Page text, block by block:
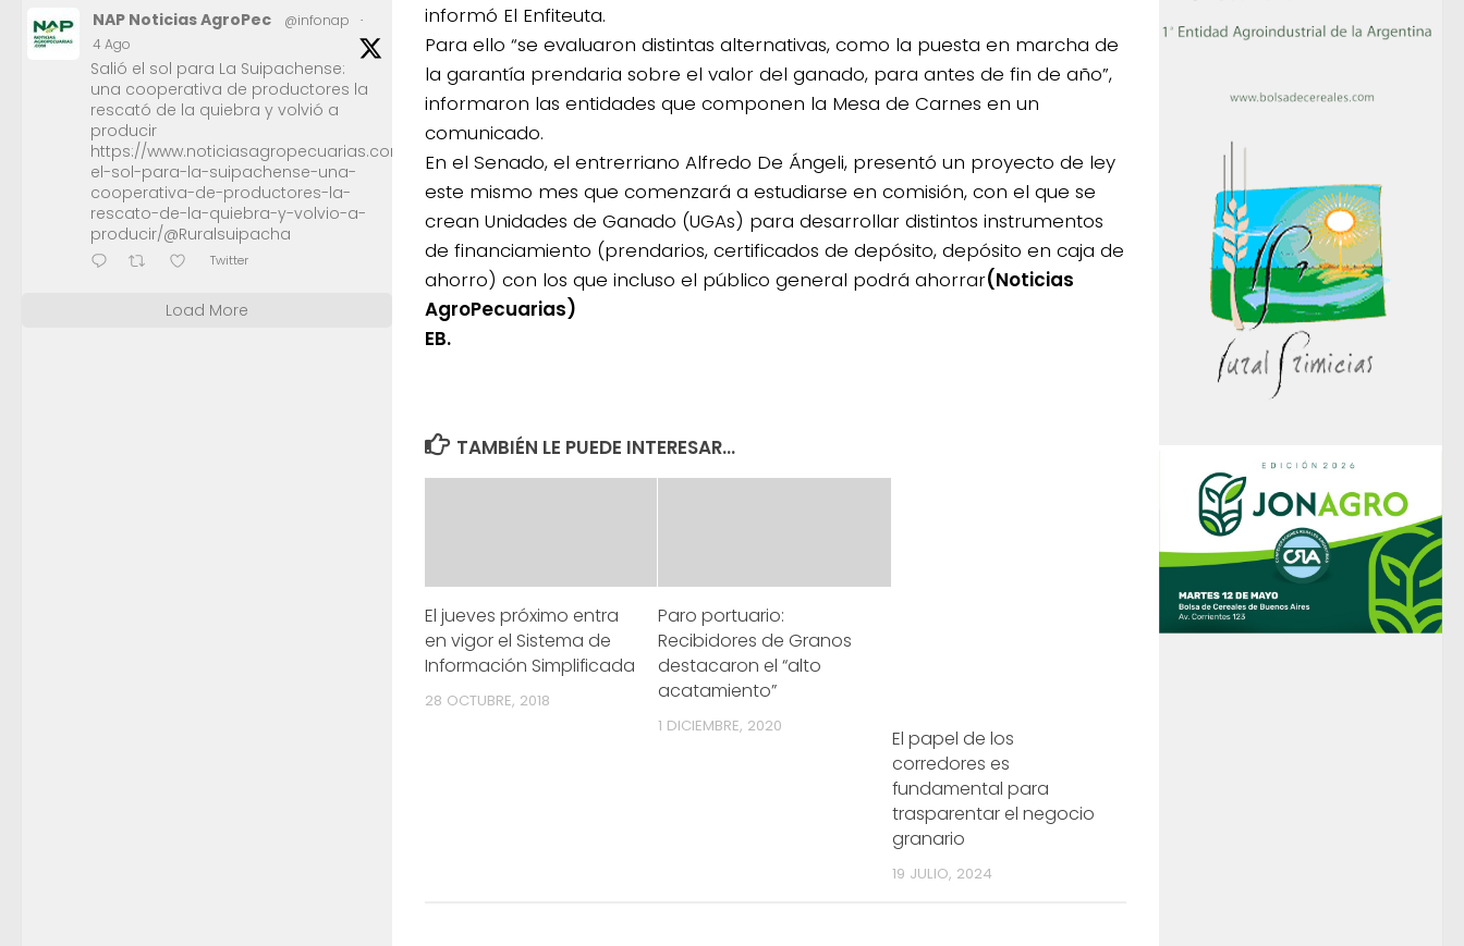
informó El Enfiteuta.
Para ello “se evaluaron distintas alternativas, como la puesta en marcha de
la garantía prendaria sobre el valor del ganado, para antes de fin de año”,
informaron las entidades que componen la Mesa de Carnes en un
comunicado.
En el Senado, el entrerriano Alfredo De Ángeli, presentó un proyecto de ley
este mismo mes que comenzará a estudiarse en comisión, con el que se
crean Unidades de Ganado (UGAs) para desarrollar distintos instrumentos
de financiamiento (prendarios, certificados de depósito, depósito en caja de
ahorro) con los que incluso el público general podrá ahorrar(Noticias
AgroPecuarias)
EB.
TAMBIÉN LE PUEDE INTERESAR...
El jueves próximo entra
en vigor el Sistema de
Información Simplificada
28 OCTUBRE, 2018
Paro portuario:
Recibidores de Granos
destacaron el “alto
acatamiento”
1 DICIEMBRE, 2020
El papel de los
corredores es
fundamental para
trasparentar el negocio
granario
19 JULIO, 2024
NAP Noticias AgroPec @infonap
·
4 Ago
Salió el sol para La Suipachense:
una cooperativa de productores la
rescató de la quiebra y volvió a
producir
https://www.noticiasagropecuarias.com/2026/08/04/salio-
el-sol-para-la-suipachense-una-
cooperativa-de-productores-la-
rescato-de-la-quiebra-y-volvio-a-
producir/@Ruralsuipacha
Twitter
Load More